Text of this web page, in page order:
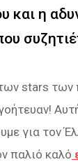
και η
των stars
για τον
παλιό καλό